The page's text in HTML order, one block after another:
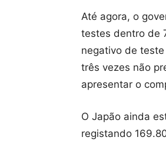
Até agora, o
testes dentro de
negativo de
três vezes não
apresentar o
O Japão ainda
registando